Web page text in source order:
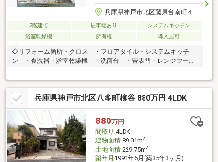
兵庫県神戸市北区藤原台南町４
2階建て 駐車場あり
システムキッチン
浴室乾燥機
所有権 即入居可
◇リフォーム箇所・クロス ・フロアタイル・システムキッチ
ン ・食洗器・浴室乾燥機 ・洗面台 ・畳表替・レンジフー
ライト・ハウスクリーニング ・建具補修◇書斎やウィークイン
クローゼットあり！
兵庫県神戸市北区八多町柳谷 880万円 4LDK
880万円
間取り 4LDK
建物面積89.01m2
土地面積229.75m2
築年月 1991年6月(築35年3ヶ月)